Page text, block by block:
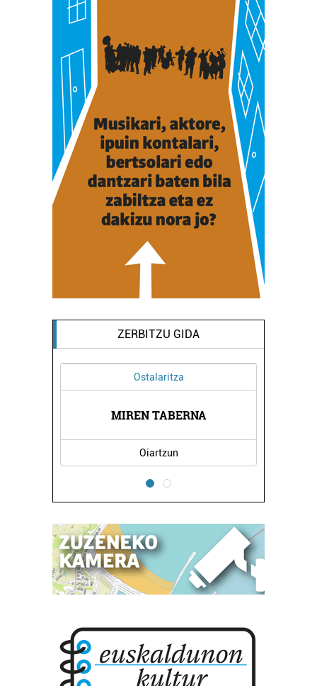
ZERBITZU GIDA
Ostalaritza
MIREN TABERNA
Oiartzun